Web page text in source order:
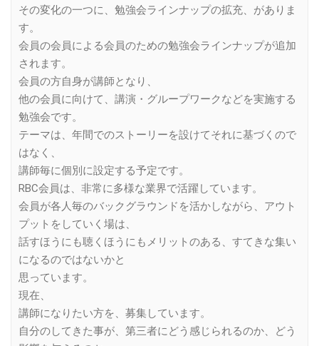
その変化の一つに、勉強会ラインナップの拡充、がありま
す。
会員の会員による会員のための勉強会ラインナップが追加
されます。
会員の方自身が講師となり、
他の会員に向けて、講演・グループワークなどを実施する
勉強会です。
テーマは、年間でのストーリーを設けてそれに基づくので
はなく、
講師毎に個別に設定する予定です。
RBC会員は、非常に多様な業界で活躍しています。
会員が各人毎のバックグラウンドを活かしながら、アウト
プットをしていく場は、
話すほうにも聴くほうにもメリットのある、すてきな集い
になるのではないかと
思っています。
現在、
講師になりたい方を、募集しています。
自分のしてきた事が、第三者にどう感じられるのか、どう